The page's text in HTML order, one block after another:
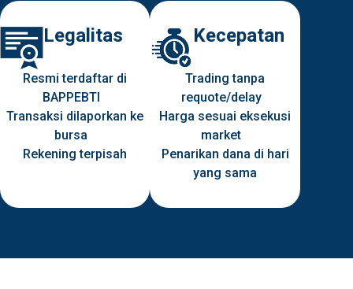
Legalitas
Resmi terdaftar di
BAPPEBTI
Transaksi dilaporkan ke
bursa
Rekening terpisah
Kecepatan
Trading tanpa
requote/delay
Harga sesuai eksekusi
market
Penarikan dana di hari
yang sama